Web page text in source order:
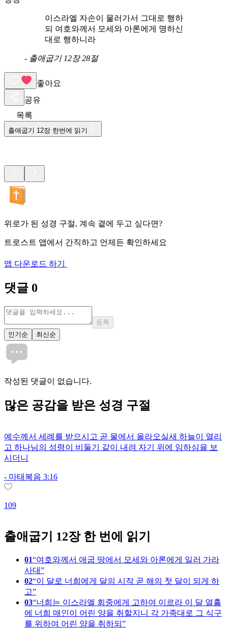
이스라엘 자손이 물러가서 그대로 행하
되 여호와께서 모세와 아론에게 명하신
대로 행하니라
- 출애굽기 12장 28절
좋아요
공유
목록
출애굽기 12장 한번에 읽기
위로가 된 성경 구절, 계속 곁에 두고 싶다면?
트로스트 앱에서 간직하고 언제든 확인하세요
앱 다운로드 하기
댓글 0
등록
인기순
최신순
작성된 댓글이 없습니다.
많은 공감을 받은 성경 구절
예수께서 세례를 받으시고 곧 물에서 올라오실새 하늘이 열리
고 하나님의 성령이 비둘기 같이 내려 자기 위에 임하심을 보
시더니
- 마태복음 3:16
109
출애굽기 12장 한 번에 읽기
01 여호와께서 애굽 땅에서 모세와 아론에게 일러 가라
사대
02 이 달로 너희에게 달의 시작 곧 해의 첫 달이 되게 하
고
03 너희는 이스라엘 회중에게 고하여 이르라 이 달 열흘
에 너희 매인이 어린 양을 취할지니 각 가족대로 그 식구
를 위하여 어린 양을 취하되